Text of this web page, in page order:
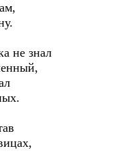
не знал